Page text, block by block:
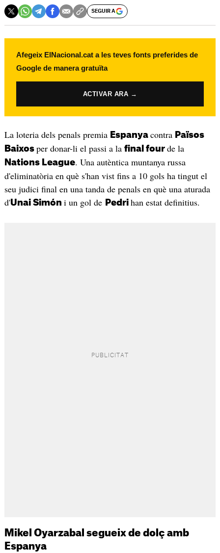
SEGUIR A
Afegeix ElNacional.cat a les teves fonts preferides de
Google de manera gratuïta
ACTIVAR ARA →
La loteria dels penals premia Espanya contra Països
Baixos per donar-li el passi a la final four de la
Nations League. Una autèntica muntanya russa
d'eliminatòria en què s'han vist fins a 10 gols ha tingut el
seu judici final en una tanda de penals en què una aturada
d'Unai Simón i un gol de Pedri han estat definitius.
Mikel Oyarzabal segueix de dolç amb
Espanya